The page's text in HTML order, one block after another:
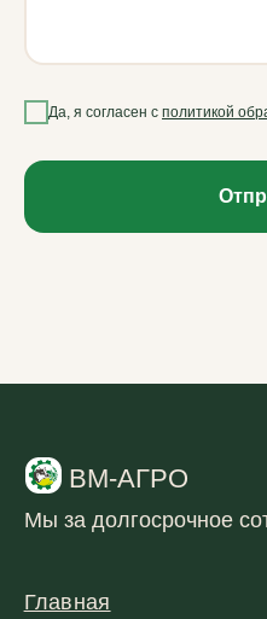
Да, я согласен с политикой